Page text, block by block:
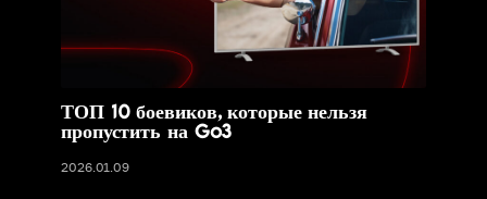
ТОП 10 боевиков, которые нельзя
пропустить на Go3
2026.01.09